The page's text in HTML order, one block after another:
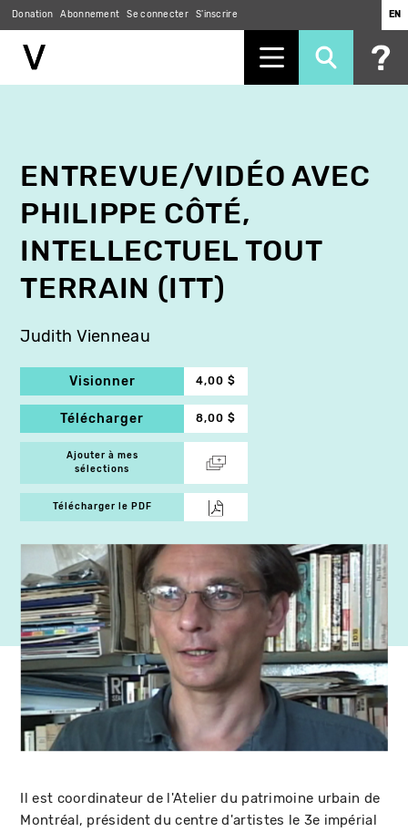
Donation Abonnement Se connecter S'inscrire EN
ENTREVUE/VIDÉO AVEC
PHILIPPE CÔTÉ,
INTELLECTUEL TOUT
TERRAIN (ITT)
Judith Vienneau
Visionner 4,00 $
Télécharger 8,00 $
Ajouter à mes
sélections
Télécharger le PDF
Il est coordinateur de l'Atelier du patrimoine urbain de
Montréal, président du centre d'artistes le 3e impérial